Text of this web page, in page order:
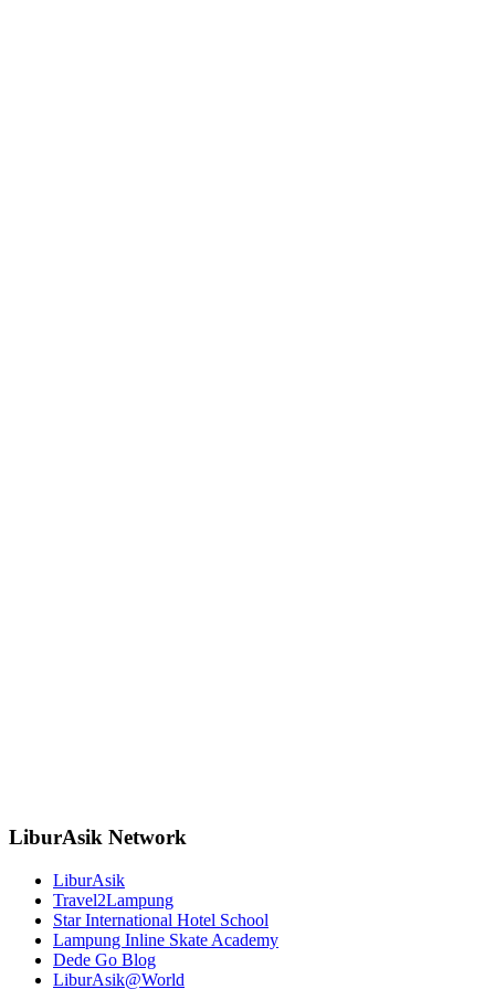
LiburAsik Network
LiburAsik
Travel2Lampung
Star International Hotel School
Lampung Inline Skate Academy
Dede Go Blog
LiburAsik@World